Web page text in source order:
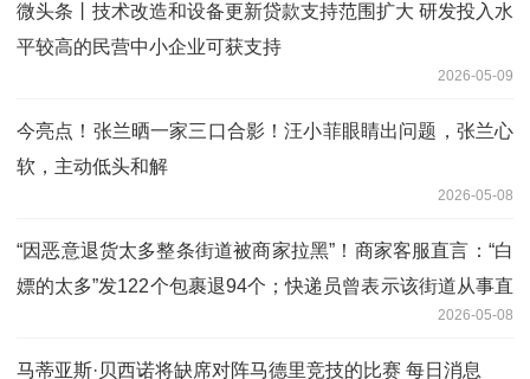
微头条丨技术改造和设备更新贷款支持范围扩大 研发投入水
平较高的民营中小企业可获支持
2026-05-09
今亮点！张兰晒一家三口合影！汪小菲眼睛出问题，张兰心
软，主动低头和解
2026-05-08
“因恶意退货太多整条街道被商家拉黑”！商家客服直言：“白
嫖的太多”发122个包裹退94个；快递员曾表示该街道从事直
2026-05-08
马蒂亚斯·贝西诺将缺席对阵马德里竞技的比赛 每日消息